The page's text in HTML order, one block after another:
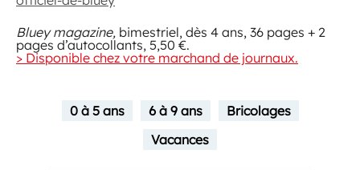
Bluey magazine, bimestriel, dès 4 ans, 36 pages + 2
pages d’autocollants, 5,50 €.
> Disponible chez votre marchand de journaux.
0 à 5 ans 6 à 9 ans
Bricolages
Vacances